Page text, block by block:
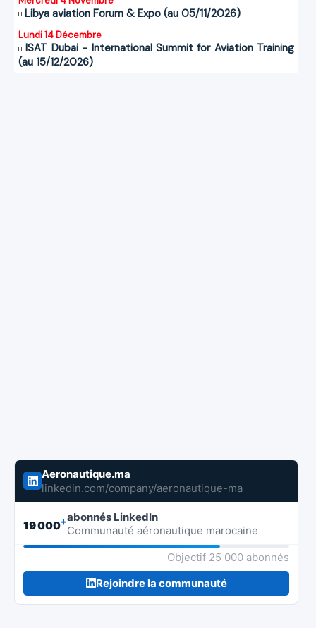
Libya aviation Forum & Expo (au 05/11/2026)
Lundi 14 Décembre
ISAT Dubai - International Summit for Aviation Training
(au 15/12/2026)
Aeronautique.ma
linkedin.com/company/aeronautique-ma
19 000+abonnés LinkedIn
Communauté aéronautique marocaine
Objectif 25 000 abonnés
Rejoindre la communauté